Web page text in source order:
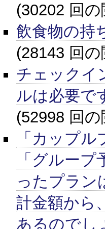
(30202 回
飲食物の持
(28143 回
チェックイ
ルは必要で
(52998 回
「カップ
「グルー
ったプラン
計金額から
あるのでし